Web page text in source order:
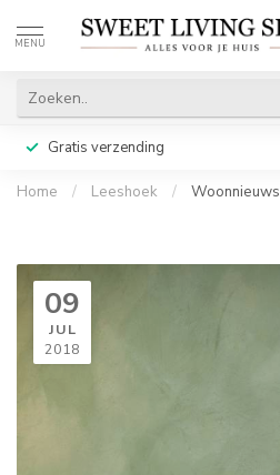
MENU
Gratis verzending
Home / Leeshoek / Woonnieuws
09
JUL
2018